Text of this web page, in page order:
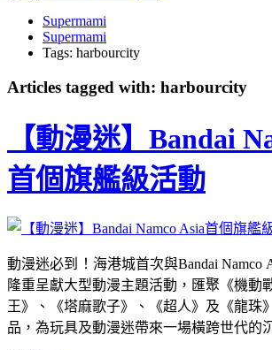
Supermami
Supermami
Tags: harbourcity
Articles tagged with: harbourcity
【動漫迷】Bandai
首個旗艦級活動
動漫迷必到！海港城首次與Bandai Namco
隆重呈獻大型動漫主題活動，匯聚《機動
王》、《塔麻歌子》、《超人》及《龍珠
品，為玩具及動漫迷帶來一場橫跨世代的